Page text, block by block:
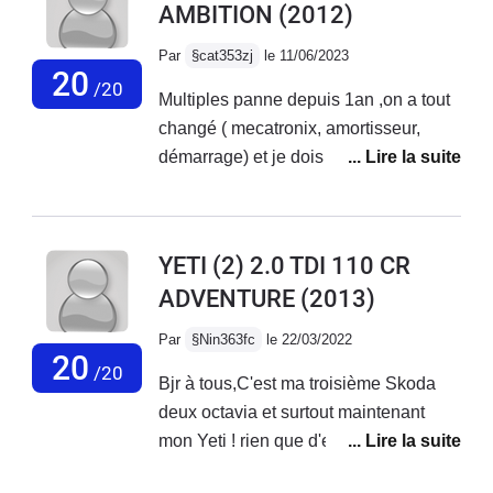
20 /20
AMBITION (2012)
Par §cat353zj le 11/06/2023
Multiples panne depuis 1an ,on a tout
changé ( mecatronix, amortisseur,
démarrage) et je dois changer
tableau de bord numérique à part
malgré batterie ok et bloc Neiman
changé, les Garagistes me
de ne pas pouvoir une fois pour toute
réparer une voiture aujourd'hui !
Surtout que super moteur et je ne veux
20 /20
YETI (2) 2.0 TDI 110 CR
ADVENTURE (2013)
Par §Nin363fc le 22/03/2022
Bjr à tous,C'est ma troisième Skoda
deux octavia et surtout maintenant
mon Yeti ! rien que d'en parler j'ai les